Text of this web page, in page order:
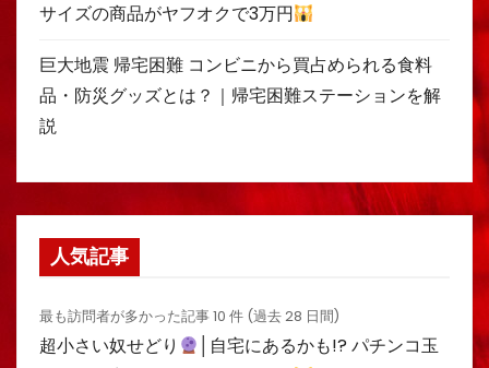
サイズの商品がヤフオクで3万円
巨大地震 帰宅困難 コンビニから買占められる食料
品・防災グッズとは？｜帰宅困難ステーションを解
説
人気記事
最も訪問者が多かった記事 10 件 (過去 28 日間)
超小さい奴せどり
│自宅にあるかも!? パチンコ玉